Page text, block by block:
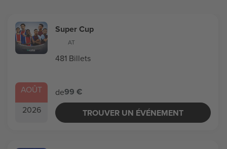
AOÛT
2026
Super Cup
AT
481 Billets
de99 €
TROUVER UN ÉVÉNEMENT